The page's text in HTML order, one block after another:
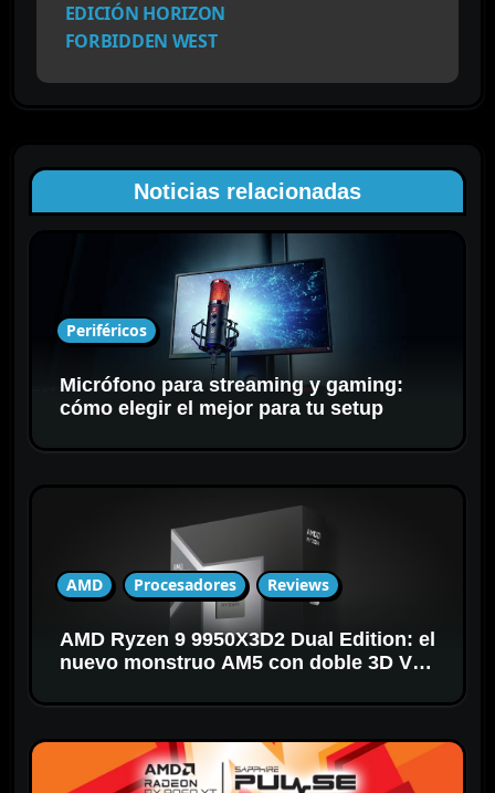
n
s
EDICIÓN HORIZON
FORBIDDEN WEST
Noticias relacionadas
Periféricos
Micrófono para streaming y gaming:
cómo elegir el mejor para tu setup
AMD Procesadores Reviews
AMD Ryzen 9 9950X3D2 Dual Edition: el
nuevo monstruo AM5 con doble 3D V-